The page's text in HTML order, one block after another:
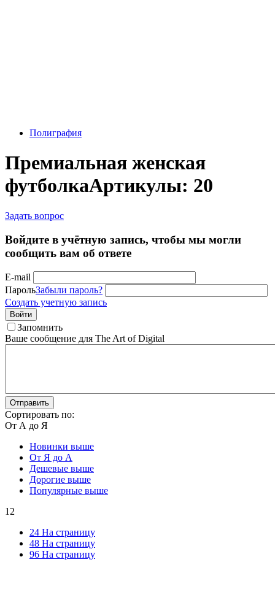
Полиграфия
Премиальная женская
футболкаАртикулы: 20
Задать вопрос
Войдите в учётную запись, чтобы мы могли
сообщить вам об ответе
E-mail
ПарольЗабыли пароль?
Создать учетную запись
Войти
Запомнить
Ваше сообщение для The Art of Digital
Отправить
Сортировать по:
От А до Я
Новинки выше
От Я до А
Дешевые выше
Дорогие выше
Популярные выше
12
24 На страницу
48 На страницу
96 На страницу